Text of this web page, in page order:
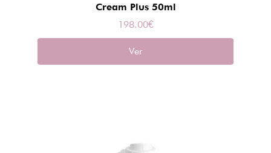
Cream Plus 50ml
198.00€
Ver